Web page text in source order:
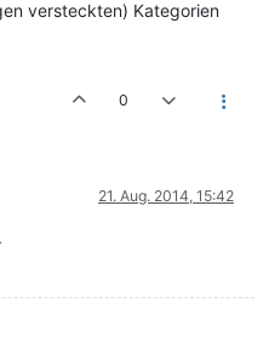
versteckten) Kategorien
0
21. Aug. 2014, 15:42